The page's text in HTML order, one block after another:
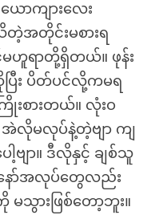
ာကျားလေး
တဲ့အတိုင်းမစားရ
မဟူရာတို့ရှိတယ်။ ဖုန်း
း ပိတ်ပင်လို့ကမရ
းစားတယ်။ လုံးဝ
လိုမလုပ်နဲ့တဲ့ဗျာ ကျ
ျာ။ ဒီလိုနှင့် ချစ်သူ
ော်အလုပ်တွေလည်း
မသွားဖြစ်တော့ဘူး။